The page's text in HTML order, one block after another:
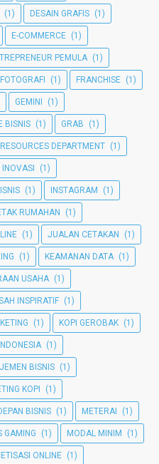
(1) DESAIN GRAFIS (1)
E-COMMERCE (1)
PEMULA (1)
FOTOGRAFI (1) FRANCHISE (1)
GEMINI (1)
BISNIS (1) GRAB (1)
DEPARTMENT (1)
INOVASI (1)
(1) INSTAGRAM (1)
RUMAHAN (1)
(1) JUALAN CETAKAN (1)
(1) KEAMANAN DATA (1)
USAHA (1)
INSPIRATIF (1)
(1) KOPI GEROBAK (1)
(1)
BISNIS (1)
KOPI (1)
BISNIS (1) METERAI (1)
GAMING (1) MODAL MINIM (1)
ONLINE (1)